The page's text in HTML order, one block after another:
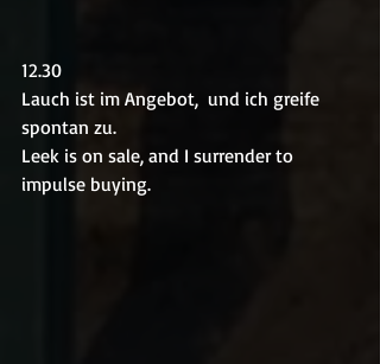
12.30
Lauch ist im Angebot,  und ich greife
spontan zu.
Leek is on sale, and I surrender to
impulse buying.